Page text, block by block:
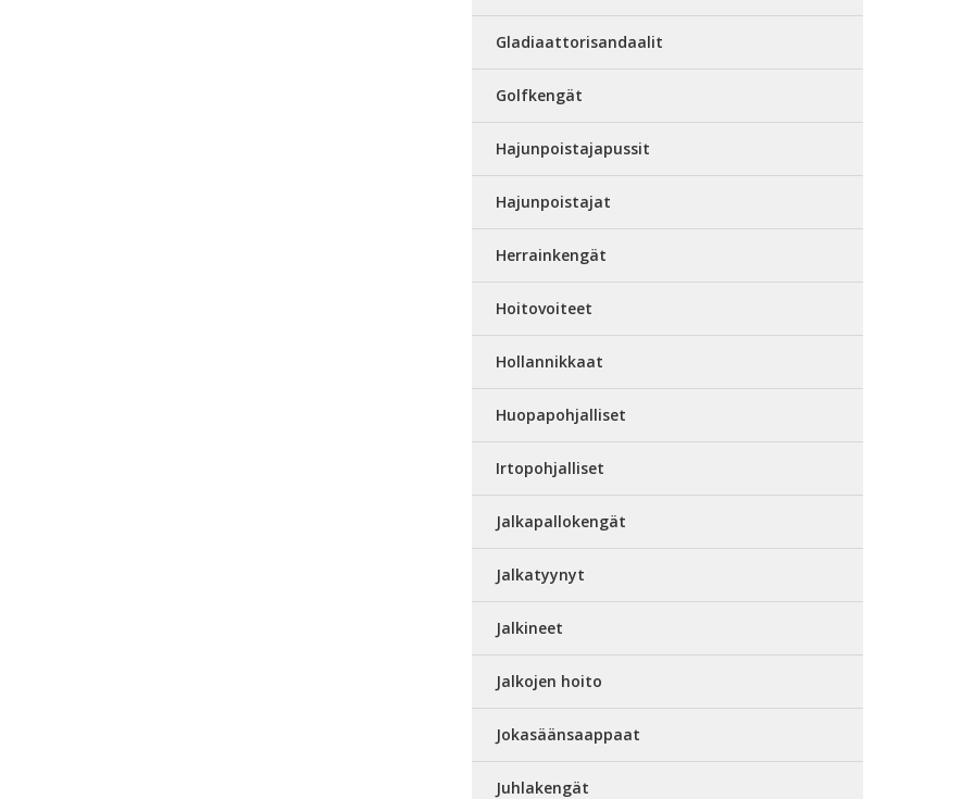
Gladiaattorisandaalit
Golfkengät
Hajunpoistajapussit
Hajunpoistajat
Herrainkengät
Hoitovoiteet
Hollannikkaat
Huopapohjalliset
Irtopohjalliset
Jalkapallokengät
Jalkatyynyt
Jalkineet
Jalkojen hoito
Jokasäänsaappaat
Juhlakengät